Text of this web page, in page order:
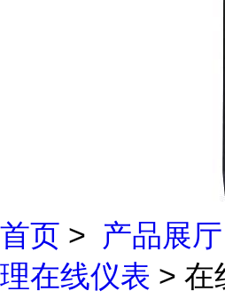
首页 > 产品展厅
理在线仪表 > 在